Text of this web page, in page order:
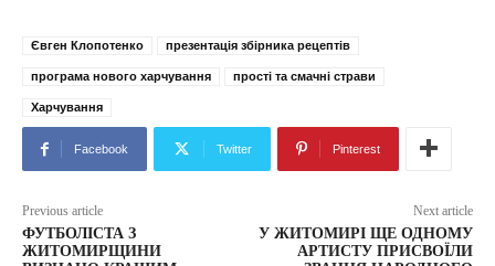
Євген Клопотенко презентація збірника рецептів
програма нового харчування прості та смачні страви
Харчування
Facebook Twitter Pinterest
Previous article
ФУТБОЛІСТА З
ЖИТОМИРЩИНИ
Next article
У ЖИТОМИРІ ЩЕ ОДНОМУ
АРТИСТУ ПРИСВОЇЛИ